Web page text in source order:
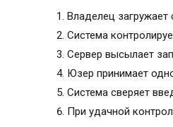
Владелец загружает
Система
Сервер высылает
Юзер принимает
Система сверяет
При удачной